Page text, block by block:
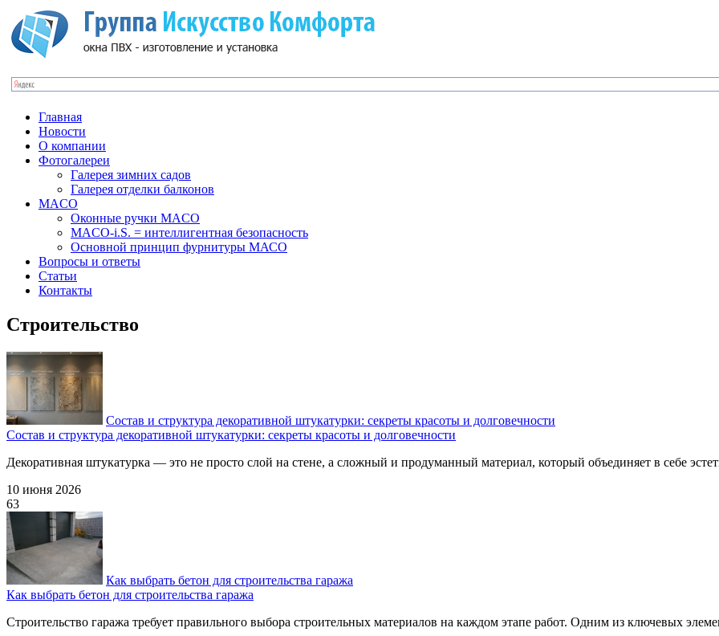
Главная
Новости
О компании
Фотогалереи
Галерея зимних садов
Галерея отделки балконов
MACO
Оконные ручки MACO
MACO-i.S. = интеллигентная безопасность
Основной принцип фурнитуры МАСО
Вопросы и ответы
Статьи
Контакты
Строительство
Состав и структура декоративной штукатурки: секреты красоты и долговечности
Состав и структура декоративной штукатурки: секреты красоты и долговечности
Декоративная штукатурка — это не просто слой на стене, а сложный и продуманный материал, который объединяет в себе
10 июня 2026
63
Как выбрать бетон для строительства гаража
Как выбрать бетон для строительства гаража
Строительство гаража требует правильного выбора строительных материалов на каждом этапе работ. Одним из ключевых